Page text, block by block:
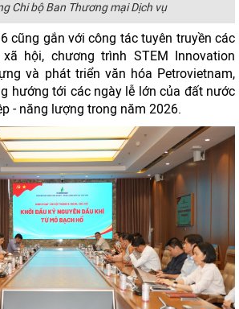
Chi bộ Ban Thương mại Dịch vụ
cũng gắn với công tác tuyên truyền các
hội, chương trình STEM Innovation
và phát triển văn hóa Petrovietnam,
hướng tới các ngày lễ lớn của đất nước
- năng lượng trong năm 2026.